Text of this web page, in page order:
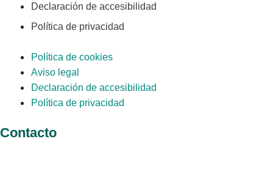
Declaración de accesibilidad
Política de privacidad
Política de cookies
Aviso legal
Declaración de accesibilidad
Política de privacidad
Contacto